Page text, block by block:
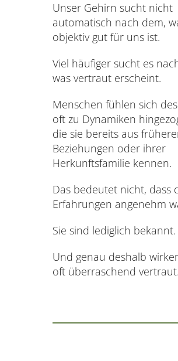
Unser Gehirn sucht nicht
automatisch nach dem,
objektiv gut für uns ist.
Viel häufiger sucht es
was vertraut erscheint.
Menschen fühlen sich
oft zu Dynamiken
die sie bereits aus
Beziehungen oder ihrer
Herkunftsfamilie kennen.
Das bedeutet nicht, dass
Erfahrungen angenehm
Sie sind lediglich bekannt.
Und genau deshalb
oft überraschend vertraut.